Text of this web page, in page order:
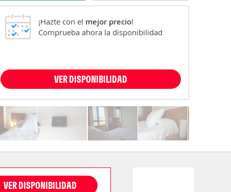
¡Hazte con el mejor precio!
Comprueba ahora la disponibilidad
VER DISPONIBILIDAD
VER DISPONIBILIDAD